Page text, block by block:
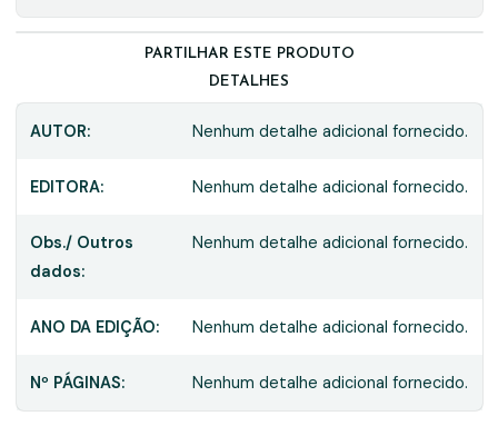
PARTILHAR ESTE PRODUTO
DETALHES
AUTOR: Nenhum detalhe adicional fornecido.
EDITORA: Nenhum detalhe adicional fornecido.
Obs./ Outros
dados:
Nenhum detalhe adicional fornecido.
ANO DA EDIÇÃO: Nenhum detalhe adicional fornecido.
Nº PÁGINAS: Nenhum detalhe adicional fornecido.